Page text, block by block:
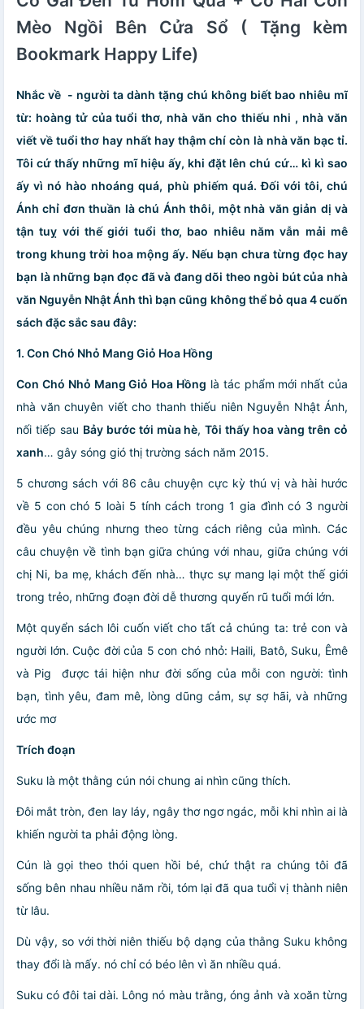
Mèo Ngồi Bên Cửa Sổ ( Tặng kèm
Bookmark Happy Life)
Nhắc về - người ta dành tặng chú không biết bao nhiêu mĩ
từ: hoàng tử của tuổi thơ, nhà văn cho thiếu nhi , nhà văn
viết về tuổi thơ hay nhất hay thậm chí còn là nhà văn bạc tỉ.
Tôi cứ thấy những mĩ hiệu ấy, khi đặt lên chú cứ… kì kì sao
ấy vì nó hào nhoáng quá, phù phiếm quá. Đối với tôi, chú
Ánh chỉ đơn thuần là chú Ánh thôi, một nhà văn giản dị và
tận tuỵ với thế giới tuổi thơ, bao nhiêu năm vẫn mải mê
trong khung trời hoa mộng ấy. Nếu bạn chưa từng đọc hay
bạn là những bạn đọc đã và đang dõi theo ngòi bút của nhà
văn Nguyễn Nhật Ánh thì bạn cũng không thể bỏ qua 4 cuốn
sách đặc sắc sau đây:
1. Con Chó Nhỏ Mang Giỏ Hoa Hồng
Con Chó Nhỏ Mang Giỏ Hoa Hồng là tác phẩm mới nhất của
nhà văn chuyên viết cho thanh thiếu niên Nguyễn Nhật Ánh,
nối tiếp sau Bảy bước tới mùa hè,Tôi thấy hoa vàng trên cỏ
xanh… gây sóng gió thị trường sách năm 2015.
5 chương sách với 86 câu chuyện cực kỳ thú vị và hài hước
về 5 con chó 5 loài 5 tính cách trong 1 gia đình có 3 người
đều yêu chúng nhưng theo từng cách riêng của mình. Các
câu chuyện về tình bạn giữa chúng với nhau, giữa chúng với
chị Ni, ba mẹ, khách đến nhà… thực sự mang lại một thế giới
trong trẻo, những đoạn đời dễ thương quyến rũ tuổi mới lớn.
Một quyển sách lôi cuốn viết cho tất cả chúng ta: trẻ con và
người lớn. Cuộc đời của 5 con chó nhỏ: Haili, Batô, Suku, Êmê
và Pig được tái hiện như đời sống của mỗi con người: tình
bạn, tình yêu, đam mê, lòng dũng cảm, sự sợ hãi, và những
ước mơ
Trích đoạn
Suku là một thằng cún nói chung ai nhìn cũng thích.
Đôi mắt tròn, đen lay láy, ngây thơ ngơ ngác, mỗi khi nhìn ai là
khiến người ta phải động lòng.
Cún là gọi theo thói quen hồi bé, chứ thật ra chúng tôi đã
sống bên nhau nhiều năm rồi, tóm lại đã qua tuổi vị thành niên
từ lâu.
Dù vậy, so với thời niên thiếu bộ dạng của thằng Suku không
thay đổi là mấy. nó chỉ có béo lên vì ăn nhiều quá.
Suku có đôi tai dài. Lông nó màu trằng, óng ảnh và xoăn từng